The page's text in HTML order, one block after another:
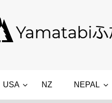
USA NZ NEPAL